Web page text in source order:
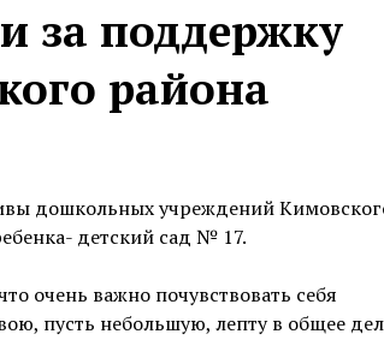
за поддержку
района
дошкольных учреждений
детский сад № 17.
очень важно почувствовать себя
пусть небольшую, лепту в общее